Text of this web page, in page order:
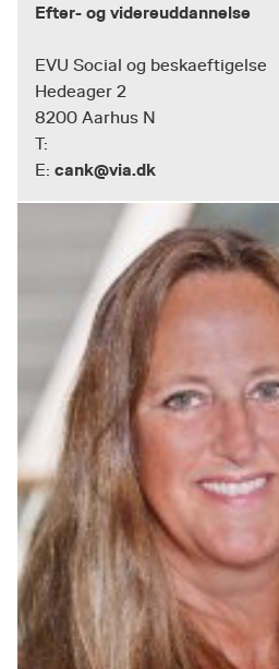
Efter- og videreuddannelse
EVU Social og beskaeftigelse
Hedeager 2
8200 Aarhus N
T:
E: cank@via.dk